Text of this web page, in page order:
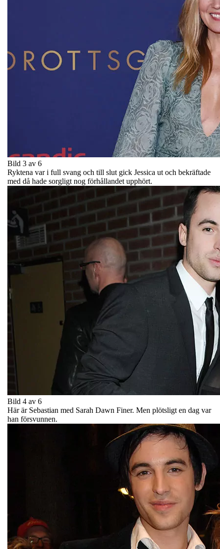
Bild 3 av 6
Ryktena var i full svang och till slut gick Jessica ut och bekräftade
med då hade sorgligt nog förhållandet upphört.
Bild 4 av 6
Här är Sebastian med Sarah Dawn Finer. Men plötsligt en dag var
han försvunnen.